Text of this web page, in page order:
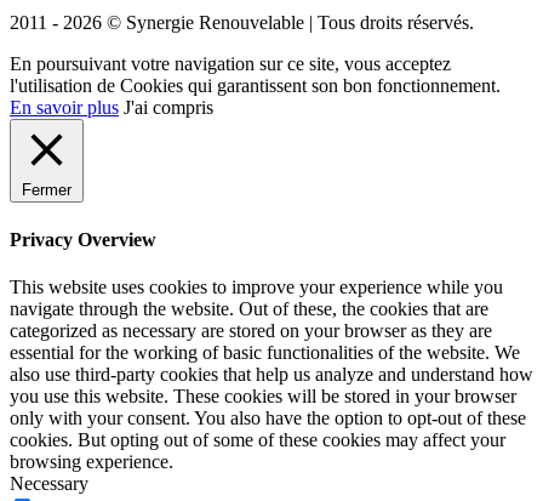
2011 - 2026 © Synergie Renouvelable | Tous droits réservés.
En poursuivant votre navigation sur ce site, vous acceptez
l'utilisation de Cookies qui garantissent son bon fonctionnement.
En savoir plus J'ai compris
Fermer
Privacy Overview
This website uses cookies to improve your experience while you
navigate through the website. Out of these, the cookies that are
categorized as necessary are stored on your browser as they are
essential for the working of basic functionalities of the website. We
also use third-party cookies that help us analyze and understand how
you use this website. These cookies will be stored in your browser
only with your consent. You also have the option to opt-out of these
cookies. But opting out of some of these cookies may affect your
browsing experience.
Necessary